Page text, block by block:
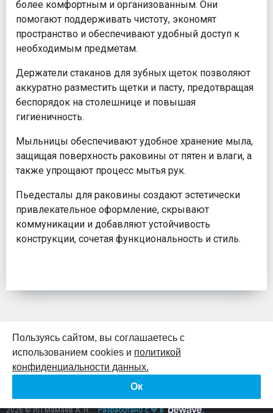
Пользуясь сайтом, вы соглашаетесь с
использованием cookies и политикой
конфиденциальности данных.
Ок
более комфортным и организованным. Они
помогают поддерживать чистоту, экономят
пространство и обеспечивают удобный доступ к
необходимым предметам.
Держатели стаканов для зубных щеток позволяют
аккуратно разместить щетки и пасту, предотвращая
беспорядок на столешнице и повышая
гигиеничность.
Мыльницы обеспечивают удобное хранение мыла,
защищая поверхность раковины от пятен и влаги, а
также упрощают процесс мытья рук.
Пьедесталы для раковины создают эстетически
привлекательное оформление, скрывают
коммуникации и добавляют устойчивость
конструкции, сочетая функциональность и стиль.
К началу страницы
Согласие на обработку персональных данных
2026 © ИП Мамаев А. Н.
Разработано с 💙 в